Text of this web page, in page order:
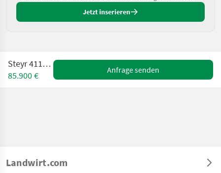
Jetzt inserieren
Steyr 4110 Multi
85.900 €
Anfrage senden
Landwirt.com